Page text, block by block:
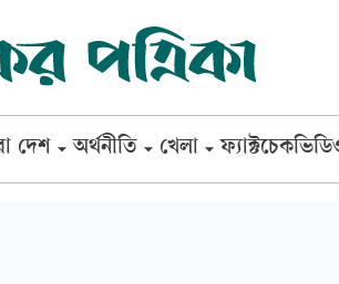
দেশ অর্থনীতি খেলা ফ্যাক্টচেক